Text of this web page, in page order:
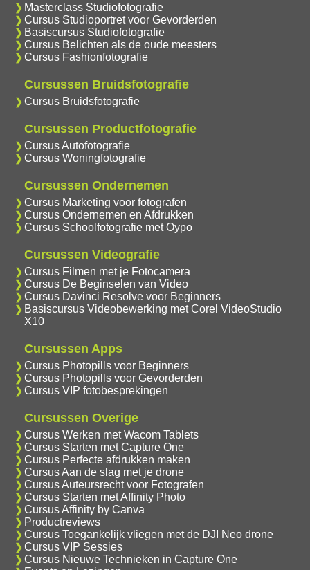
Masterclass Studiofotografie
Cursus Studioportret voor Gevorderden
Basiscursus Studiofotografie
Cursus Belichten als de oude meesters
Cursus Fashionfotografie
Cursussen Bruidsfotografie
Cursus Bruidsfotografie
Cursussen Productfotografie
Cursus Autofotografie
Cursus Woningfotografie
Cursussen Ondernemen
Cursus Marketing voor fotografen
Cursus Ondernemen en Afdrukken
Cursus Schoolfotografie met Oypo
Cursussen Videografie
Cursus Filmen met je Fotocamera
Cursus De Beginselen van Video
Cursus Davinci Resolve voor Beginners
Basiscursus Videobewerking met Corel VideoStudio
X10
Cursussen Apps
Cursus Photopills voor Beginners
Cursus Photopills voor Gevorderden
Cursus VIP fotobesprekingen
Cursussen Overige
Cursus Werken met Wacom Tablets
Cursus Starten met Capture One
Cursus Perfecte afdrukken maken
Cursus Aan de slag met je drone
Cursus Auteursrecht voor Fotografen
Cursus Starten met Affinity Photo
Cursus Affinity by Canva
Productreviews
Cursus Toegankelijk vliegen met de DJI Neo drone
Cursus VIP Sessies
Cursus Nieuwe Technieken in Capture One